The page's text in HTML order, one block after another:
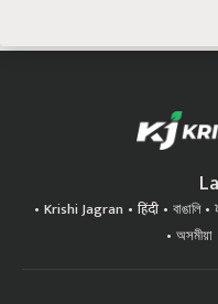
Krishi Jagran हिंदी বাঙালি
অসমীয়া